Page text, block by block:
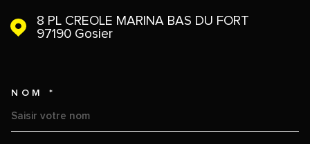
8 PL CREOLE MARINA BAS DU FORT
97190
Gosier
NOM *